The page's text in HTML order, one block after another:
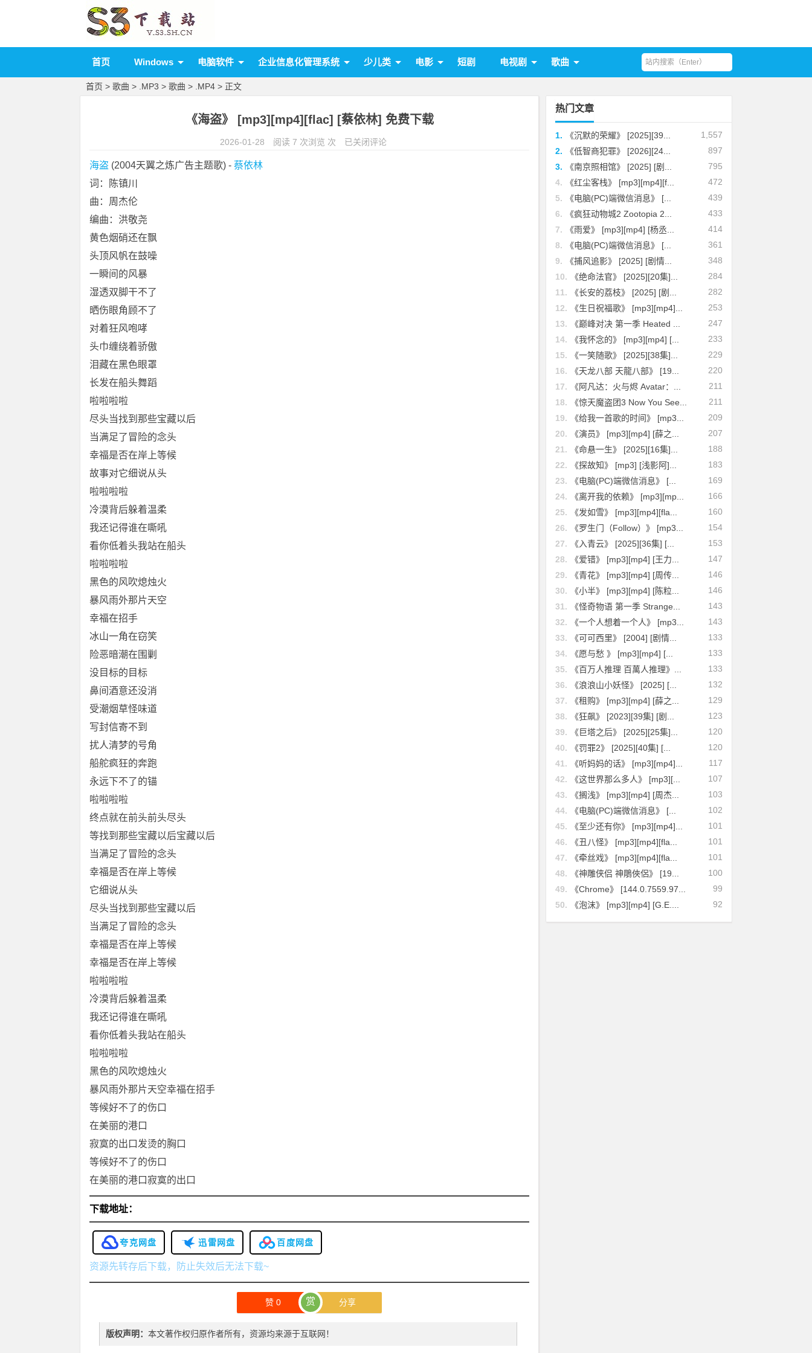
首页 Windows 电脑软件 企业信息化管理系统 少儿类 电影 短剧 电视剧 歌曲
首页 > 歌曲 > .MP3 > 歌曲 > .MP4 > 正文
《海盗》 [mp3][mp4][flac] [蔡依林] 免费下载
2026-01-28 阅读 7 次浏览 次 已关闭评论
海盗 (2004天翼之炼广告主题歌) - 蔡依林
词：陈镇川
曲：周杰伦
编曲：洪敬尧
黄色烟硝还在飘
头顶风帆在鼓噪
一瞬间的风暴
湿透双脚干不了
晒伤眼角顾不了
对着狂风咆哮
头巾缠绕着骄傲
泪藏在黑色眼罩
长发在船头舞蹈
啦啦啦啦
尽头当找到那些宝藏以后
当满足了冒险的念头
幸福是否在岸上等候
故事对它细说从头
啦啦啦啦
冷漠背后躲着温柔
我还记得谁在嘶吼
看你低着头我站在船头
啦啦啦啦
黑色的风吹熄烛火
暴风雨外那片天空
幸福在招手
冰山一角在窃笑
险恶暗潮在围剿
没目标的目标
鼻间酒意还没消
受潮烟草怪味道
写封信寄不到
扰人清梦的号角
船舵疯狂的奔跑
永远下不了的锚
啦啦啦啦
终点就在前头前头尽头
等找到那些宝藏以后宝藏以后
当满足了冒险的念头
幸福是否在岸上等候
它细说从头
尽头当找到那些宝藏以后
当满足了冒险的念头
幸福是否在岸上等候
幸福是否在岸上等候
啦啦啦啦
冷漠背后躲着温柔
我还记得谁在嘶吼
看你低着头我站在船头
啦啦啦啦
黑色的风吹熄烛火
暴风雨外那片天空幸福在招手
等候好不了的伤口
在美丽的港口
寂寞的出口发烫的胸口
等候好不了的伤口
在美丽的港口寂寞的出口
下载地址：
夸克网盘 迅雷网盘 百度网盘
资源先转存后下载，防止失效后无法下载~
赞 0 赏 分享
版权声明：本文著作权归原作者所有，资源均来源于互联网！
热门文章
1,557
1.
《沉默的荣耀》 [2025][39...
897
2.
《低智商犯罪》 [2026][24...
795
3.
《南京照相馆》 [2025] [剧...
472
4.
《红尘客栈》 [mp3][mp4][f...
439
5.
《电脑(PC)端微信消息》 [...
433
6.
《疯狂动物城2 Zootopia 2...
414
7.
《雨爱》 [mp3][mp4] [杨丞...
361
8.
《电脑(PC)端微信消息》 [...
348
9.
《捕风追影》 [2025] [剧情...
284
10.
《绝命法官》 [2025][20集]...
282
11.
《长安的荔枝》 [2025] [剧...
253
12.
《生日祝福歌》 [mp3][mp4]...
247
13.
《巅峰对决 第一季 Heated ...
233
14.
《我怀念的》 [mp3][mp4] [...
229
15.
《一笑随歌》 [2025][38集]...
220
16.
《天龙八部 天龍八部》 [19...
211
17.
《阿凡达：火与烬 Avatar：...
211
18.
《惊天魔盗团3 Now You See...
209
19.
《给我一首歌的时间》 [mp3...
207
20.
《演员》 [mp3][mp4] [薛之...
188
21.
《命悬一生》 [2025][16集]...
183
22.
《探故知》 [mp3] [浅影阿]...
169
23.
《电脑(PC)端微信消息》 [...
166
24.
《离开我的依赖》 [mp3][mp...
160
25.
《发如雪》 [mp3][mp4][fla...
154
26.
《罗生门（Follow）》 [mp3...
153
27.
《入青云》 [2025][36集] [...
147
28.
《爱错》 [mp3][mp4] [王力...
146
29.
《青花》 [mp3][mp4] [周传...
146
30.
《小半》 [mp3][mp4] [陈粒...
143
31.
《怪奇物语 第一季 Strange...
143
32.
《一个人想着一个人》 [mp3...
133
33.
《可可西里》 [2004] [剧情...
133
34.
《愿与愁 》 [mp3][mp4] [...
133
35.
《百万人推理 百萬人推理》...
132
36.
《浪浪山小妖怪》 [2025] [...
129
37.
《租购》 [mp3][mp4] [薛之...
123
38.
《狂飙》 [2023][39集] [剧...
120
39.
《巨塔之后》 [2025][25集]...
120
40.
《罚罪2》 [2025][40集] [...
117
41.
《听妈妈的话》 [mp3][mp4]...
107
42.
《这世界那么多人》 [mp3][...
103
43.
《搁浅》 [mp3][mp4] [周杰...
102
44.
《电脑(PC)端微信消息》 [...
101
45.
《至少还有你》 [mp3][mp4]...
101
46.
《丑八怪》 [mp3][mp4][fla...
101
47.
《牵丝戏》 [mp3][mp4][fla...
100
48.
《神雕侠侣 神鵰俠侶》 [19...
99
49.
《Chrome》 [144.0.7559.97...
92
50. 《泡沫》 [mp3][mp4] [G.E....